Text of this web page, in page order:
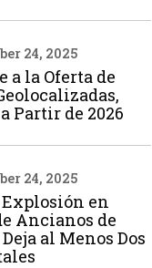
24, 2025
a la Oferta de
Partir de 2026
24, 2025
en
Ancianos de
al Menos Dos